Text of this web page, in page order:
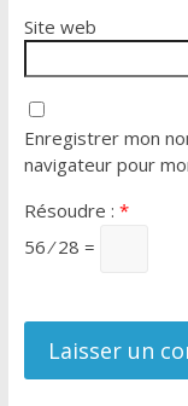
Site web
Enregistrer mon
navigateur pour
Résoudre : *
56 ⁄ 28 =